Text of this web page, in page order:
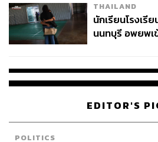
จ่ายหนี้-แอบระบุ
THAILAND
นักเรียนโรงเรี
นนทบุรี อพยพ
EDITOR'S
POLITICS